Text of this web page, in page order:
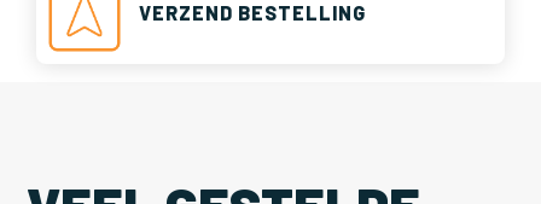
VERZEND BESTELLING